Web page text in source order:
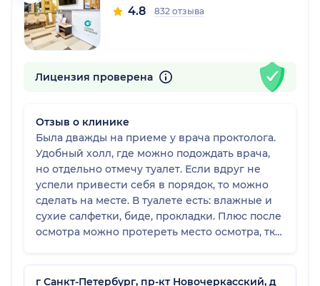
4.8 832 отзыва
Лицензия проверена
Отзыв о клинике
Была дважды на приеме у врача проктолога.
Удобный холл, где можно подождать врача,
но отдельно отмечу туалет. Если вдруг не
успели привести себя в порядок, то можно
сделать на месте. В туалете есть: влажные и
сухие салфетки, биде, прокладки. Плюс после
осмотра можно протереть место осмотра, тк
Не знаю, как для кого, но для меня крайне
важны такие моменты, тк из таких мелочей и
г Санкт-Петербург, пр-кт Новочеркасский, д